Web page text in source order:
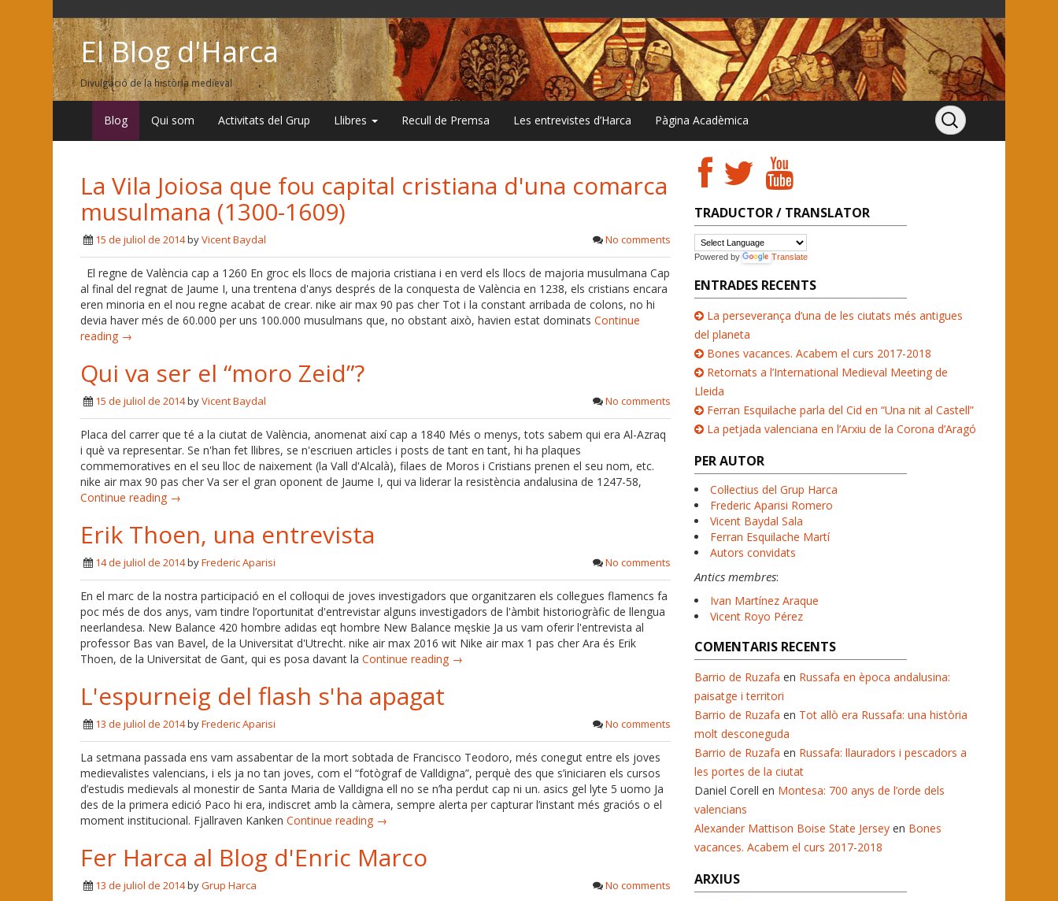
El Blog d'Harca
Divulgació de la història medieval
Blog Qui som Activitats del Grup Llibres Recull de Premsa Les entrevistes d’Harca Pàgina Acadèmica
La Vila Joiosa que fou capital cristiana d'una comarca
musulmana (1300-1609)
15 de juliol de 2014byVicent Baydal No comments
El regne de València cap a 1260 En groc els llocs de majoria cristiana i en verd els llocs de majoria musulmana Cap
al final del regnat de Jaume I, una trentena d'anys després de la conquesta de València en 1238, els cristians encara
eren minoria en el nou regne acabat de crear. nike air max 90 pas cher Tot i la constant arribada de colons, no hi
devia haver més de 60.000 per uns 100.000 musulmans que, no obstant això, havien estat dominats Continue
reading →
Qui va ser el “moro Zeid”?
15 de juliol de 2014byVicent Baydal No comments
Placa del carrer que té a la ciutat de València, anomenat així cap a 1840 Més o menys, tots sabem qui era Al-Azraq
i què va representar. Se n'han fet llibres, se n'escriuen articles i posts de tant en tant, hi ha plaques
commemoratives en el seu lloc de naixement (la Vall d'Alcalà), filaes de Moros i Cristians prenen el seu nom, etc.
nike air max 90 pas cher Va ser el gran oponent de Jaume I, qui va liderar la resistència andalusina de 1247-58,
Continue reading →
Erik Thoen, una entrevista
14 de juliol de 2014byFrederic Aparisi No comments
En el marc de la nostra participació en el col·loqui de joves investigadors que organitzaren els col·legues flamencs fa
poc més de dos anys, vam tindre l’oportunitat d'entrevistar alguns investigadors de l'àmbit historiogràfic de llengua
neerlandesa. New Balance 420 hombre adidas eqt hombre New Balance męskie Ja us vam oferir l'entrevista al
professor Bas van Bavel, de la Universitat d'Utrecht. nike air max 2016 wit Nike air max 1 pas cher Ara és Erik
Thoen, de la Universitat de Gant, qui es posa davant la Continue reading →
L'espurneig del flash s'ha apagat
13 de juliol de 2014byFrederic Aparisi No comments
La setmana passada ens vam assabentar de la mort sobtada de Francisco Teodoro, més conegut entre els joves
medievalistes valencians, i els ja no tan joves, com el “fotògraf de Valldigna”, perquè des que s’iniciaren els cursos
d’estudis medievals al monestir de Santa Maria de Valldigna ell no se n’ha perdut cap ni un. asics gel lyte 5 uomo Ja
des de la primera edició Paco hi era, indiscret amb la càmera, sempre alerta per capturar l’instant més graciós o el
moment institucional. Fjallraven Kanken Continue reading →
Fer Harca al Blog d'Enric Marco
13 de juliol de 2014byGrup Harca No comments
TRADUCTOR / TRANSLATOR
Powered by Translate
ENTRADES RECENTS
La perseverança d’una de les ciutats més antigues
del planeta
Bones vacances. Acabem el curs 2017-2018
Retornats a l’International Medieval Meeting de
Lleida
Ferran Esquilache parla del Cid en “Una nit al Castell”
La petjada valenciana en l’Arxiu de la Corona d’Aragó
PER AUTOR
Col·lectius del Grup Harca
Frederic Aparisi Romero
Vicent Baydal Sala
Ferran Esquilache Martí
Autors convidats
Antics membres:
Ivan Martínez Araque
Vicent Royo Pérez
COMENTARIS RECENTS
Barrio de Ruzafa en Russafa en època andalusina:
paisatge i territori
Barrio de Ruzafa en Tot allò era Russafa: una història
molt desconeguda
Barrio de Ruzafa en Russafa: llauradors i pescadors a
les portes de la ciutat
Daniel Corell en Montesa: 700 anys de l’orde dels
valencians
Alexander Mattison Boise State Jersey en Bones
vacances. Acabem el curs 2017-2018
ARXIUS